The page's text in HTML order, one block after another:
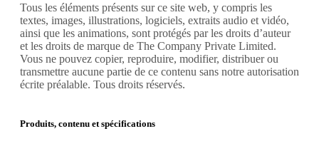
Tous les éléments présents sur ce site web, y compris les
textes, images, illustrations, logiciels, extraits audio et vidéo,
ainsi que les animations, sont protégés par les droits d’auteur
et les droits de marque de The Company Private Limited.
Vous ne pouvez copier, reproduire, modifier, distribuer ou
transmettre aucune partie de ce contenu sans notre autorisation
écrite préalable. Tous droits réservés.
Produits, contenu et spécifications